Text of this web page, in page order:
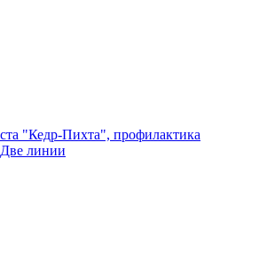
"Кедр-Пихта", профилактика
линии